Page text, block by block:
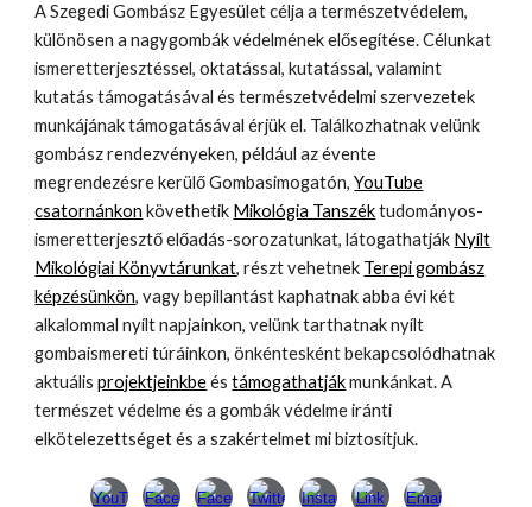
A Szegedi Gombász Egyesület célja a természetvédelem,
különösen a nagygombák védelmének elősegítése. Célunkat
ismeretterjesztéssel, oktatással, kutatással, valamint
kutatás támogatásával és természetvédelmi szervezetek
munkájának támogatásával érjük el. Találkozhatnak velünk
gombász rendezvényeken, például az évente
megrendezésre kerülő Gombasimogatón,YouTube
csatornánkon követhetik Mikológia Tanszéktudományos-
ismeretterjesztő előadás-sorozatunkat, látogathatják Nyílt
Mikológiai Könyvtárunkat, részt vehetnek Terepi gombász
képzésünkön, vagy bepillantást kaphatnak abba évi két
alkalommal nyílt napjainkon, velünk tarthatnak nyílt
gombaismereti túráinkon, önkéntesként bekapcsolódhatnak
aktuálisprojektjeinkbeéstámogathatjákmunkánkat. A
természet védelme és a gombák védelme iránti
elkötelezettséget és a szakértelmet mi biztosítjuk.